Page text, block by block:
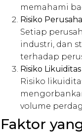
memahami
Risiko
Setiap
industri, dan
terhadap
Risiko Likuiditas
Risiko
volume
Faktor